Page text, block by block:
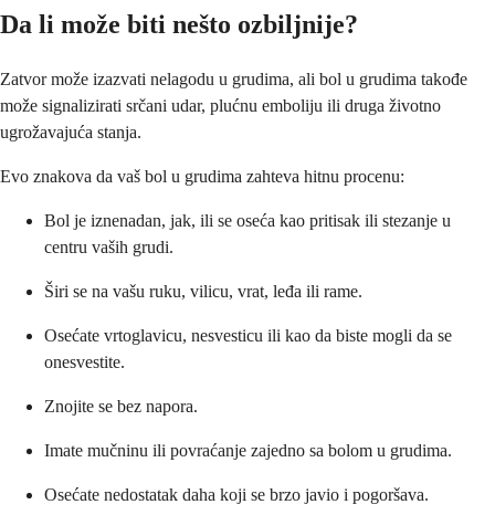
Da li može biti nešto ozbiljnije?
Zatvor može izazvati nelagodu u grudima, ali bol u grudima takođe
može signalizirati srčani udar, plućnu emboliju ili druga životno
ugrožavajuća stanja.
Evo znakova da vaš bol u grudima zahteva hitnu procenu:
Bol je iznenadan, jak, ili se oseća kao pritisak ili stezanje u
centru vaših grudi.
Širi se na vašu ruku, vilicu, vrat, leđa ili rame.
Osećate vrtoglavicu, nesvesticu ili kao da biste mogli da se
onesvestite.
Znojite se bez napora.
Imate mučninu ili povraćanje zajedno sa bolom u grudima.
Osećate nedostatak daha koji se brzo javio i pogoršava.